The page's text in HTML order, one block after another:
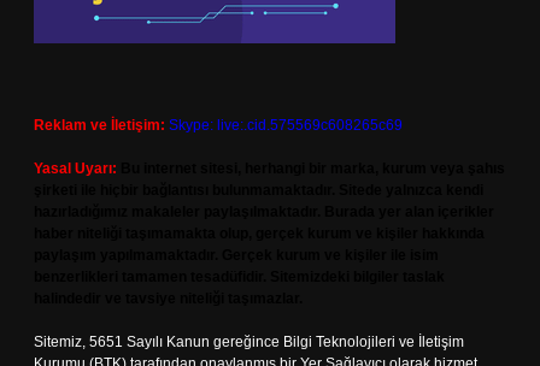
Reklam ve İletişim: Skype: live:.cid.575569c608265c69
Yasal Uyarı:
Sitemiz, 5651 Sayılı Kanun gereğince Bilgi Teknolojileri ve İletişim